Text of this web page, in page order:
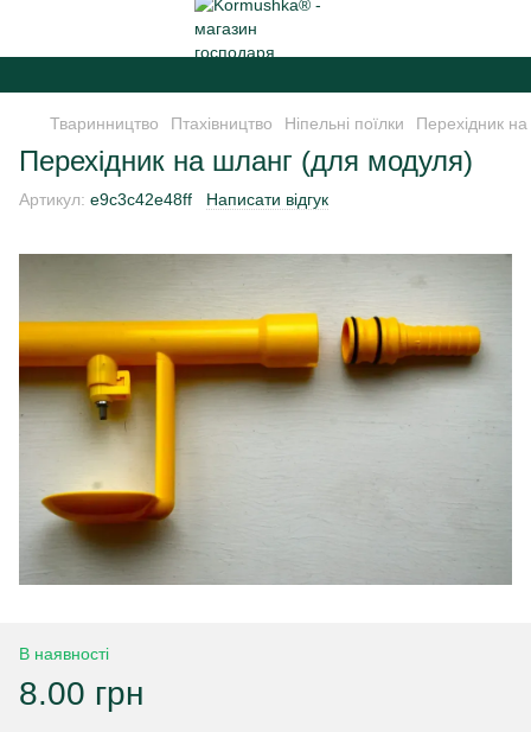
Тваринництво Птахівництво Ніпельні поїлки Перехідник
Перехідник на шланг (для модуля)
Артикул: e9c3c42e48ff Написати відгук
В наявності
8.00 грн